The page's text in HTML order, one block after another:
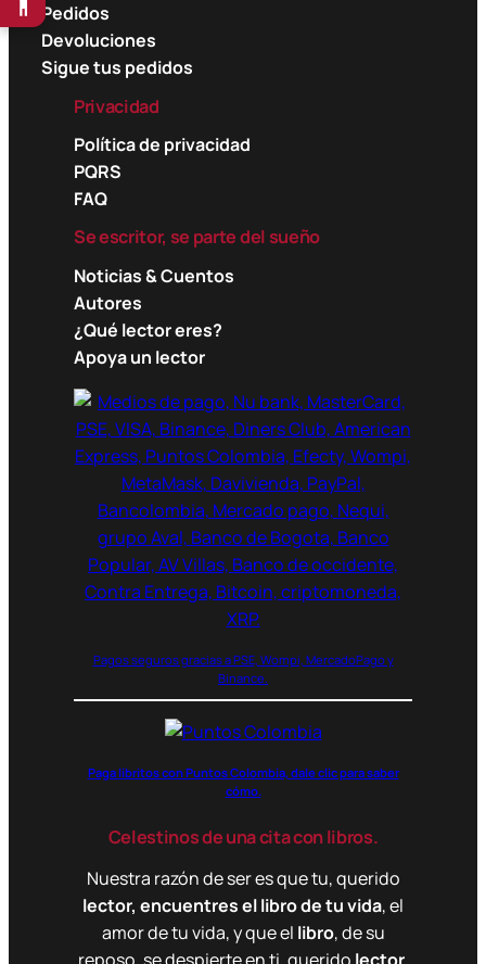
Pedidos
Devoluciones
Sigue tus pedidos
Privacidad
Política de privacidad
PQRS
FAQ
Se escritor, se parte del sueño
Noticias & Cuentos
Autores
¿Qué lector eres?
Apoya un lector
Pagos seguros gracias a PSE, Wompi, MercadoPago y
Binance.
Paga libritos con Puntos Colombia, dale clic para saber
cómo.
Celestinos de una cita con libros.
Nuestra razón de ser es que tu, querido
lector, encuentres el libro de tu vida, el
amor de tu vida, y que el libro, de su